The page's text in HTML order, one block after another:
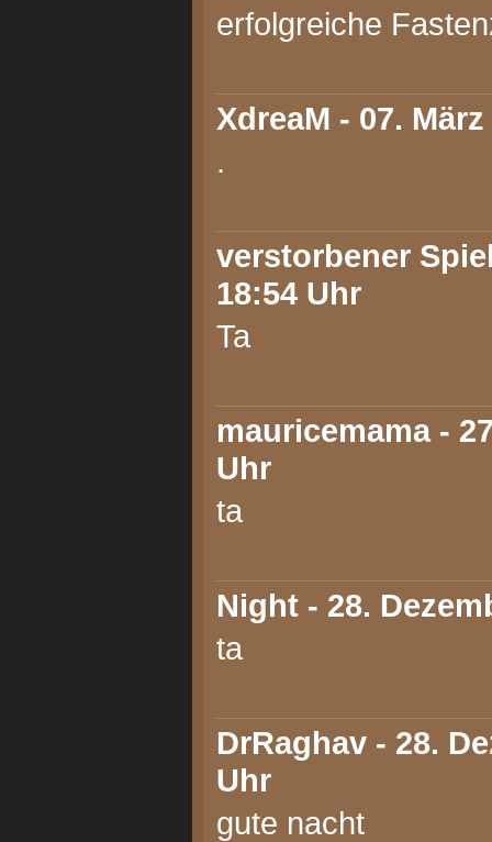
erfolgreiche
XdreaM - 07.
.
verstorbener
18:54 Uhr
Ta
mauricemama-
Uhr
ta
Night - 28.
ta
DrRaghav - 28.
Uhr
gute nacht